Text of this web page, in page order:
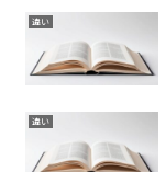
違い
違い